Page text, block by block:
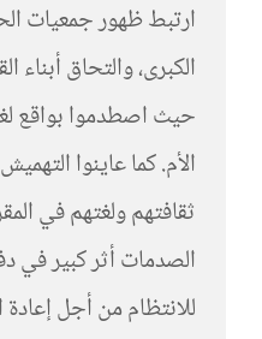
ارتبط ظهور جمعيات
الكبرى، والتحاق أبناء
حيث اصطدموا بواقع
الأم. كما عاينوا
ثقافتهم ولغتهم في
الصدمات أثر كبير في
للانتظام من أجل إعادة